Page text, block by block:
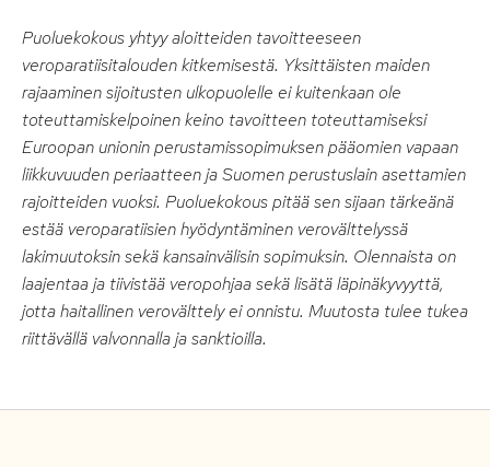
Puoluekokous yhtyy aloitteiden tavoitteeseen
veroparatiisitalouden kitkemisestä. Yksittäisten maiden
rajaaminen sijoitusten ulkopuolelle ei kuitenkaan ole
toteuttamiskelpoinen keino tavoitteen toteuttamiseksi
Euroopan unionin perustamissopimuksen pääomien vapaan
liikkuvuuden periaatteen ja Suomen perustuslain asettamien
rajoitteiden vuoksi. Puoluekokous pitää sen sijaan tärkeänä
estää veroparatiisien hyödyntäminen verovälttelyssä
lakimuutoksin sekä kansainvälisin sopimuksin. Olennaista on
laajentaa ja tiivistää veropohjaa sekä lisätä läpinäkyvyyttä,
jotta haitallinen verovälttely ei onnistu. Muutosta tulee tukea
riittävällä valvonnalla ja sanktioilla.